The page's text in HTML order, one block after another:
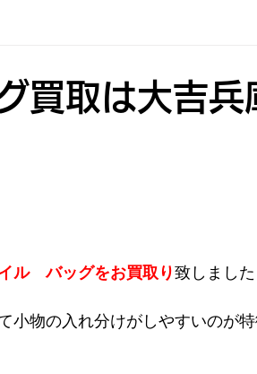
買取は大吉兵
ル　バッグをお買取り致しまし
小物の入れ分けがしやすいのが